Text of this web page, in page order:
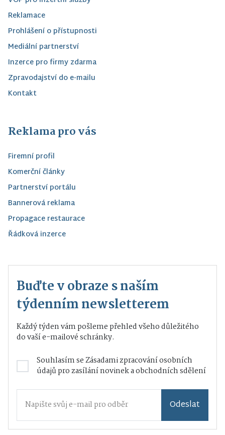
Reklamace
Prohlášení o přístupnosti
Mediální partnerství
Inzerce pro firmy zdarma
Zpravodajství do e-mailu
Kontakt
Reklama pro vás
Firemní profil
Komerční články
Partnerství portálu
Bannerová reklama
Propagace restaurace
Řádková inzerce
Buďte v obraze s naším
týdenním newsletterem
Každý týden vám pošleme přehled všeho důležitého
do vaší e-mailové schránky.
Souhlasím seZásadami zpracování osobních
údajůpro zasílání novinek a obchodních sdělení
Odeslat